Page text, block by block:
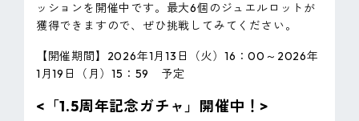
ッションを開催中です。最大6個のジュエルロットが
獲得できますので、ぜひ挑戦してみてください。
【開催期間】2026年1月13日（火）16：00～2026年
1月19日（月）15：59 予定
<「1.5周年記念ガチャ」開催中！>